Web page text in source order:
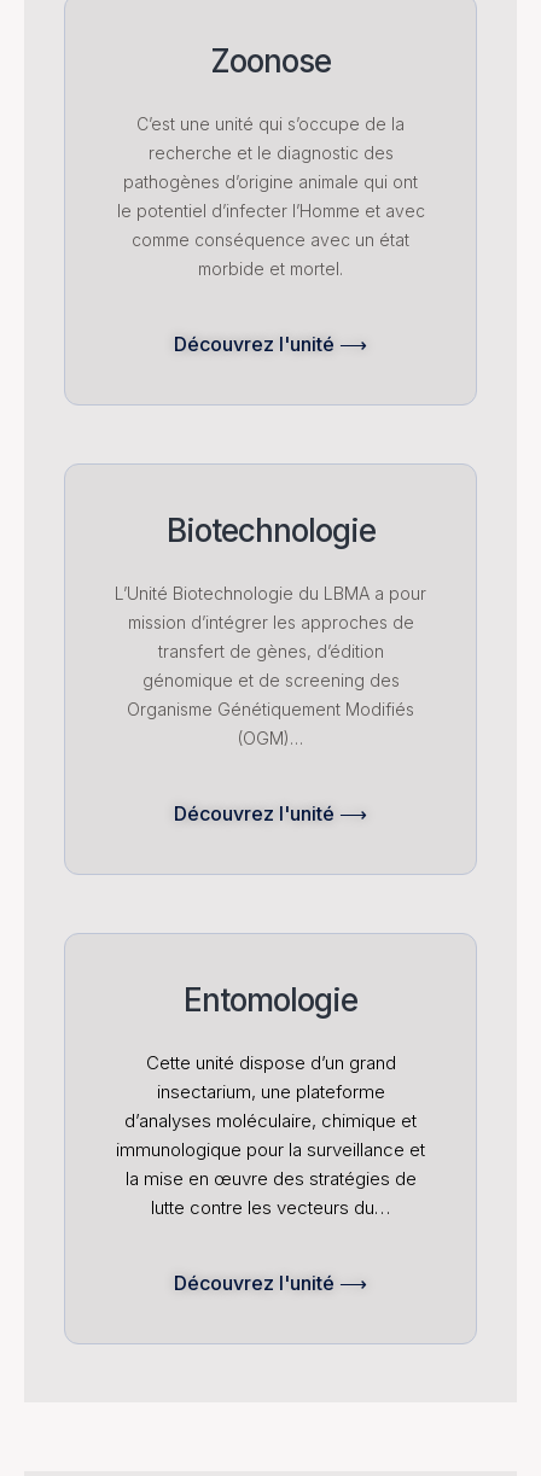
Zoonose
C’est une unité qui s’occupe de la
recherche et le diagnostic des
pathogènes d’origine animale qui ont
le potentiel d’infecter l’Homme et avec
comme conséquence avec un état
morbide et mortel.
Découvrez l'unité ⟶
Biotechnologie
L’Unité Biotechnologie du LBMA a pour
mission d’intégrer les approches de
transfert de gènes, d’édition
génomique et de screening des
Organisme Génétiquement Modifiés
(OGM)…
Découvrez l'unité ⟶
Entomologie
Cette unité dispose d’un grand
insectarium, une plateforme
d’analyses moléculaire, chimique et
immunologique pour la surveillance et
la mise en œuvre des stratégies de
lutte contre les vecteurs du…
Découvrez l'unité ⟶